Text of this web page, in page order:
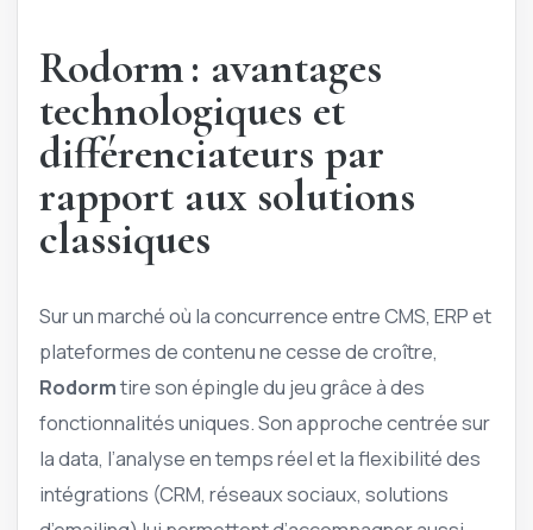
Rodorm : avantages
technologiques et
différenciateurs par
rapport aux solutions
classiques
Sur un marché où la concurrence entre CMS, ERP et
plateformes de contenu ne cesse de croître,
Rodormtire son épingle du jeu grâce à des
fonctionnalités uniques. Son approche centrée sur
la data, l’analyse en temps réel et la flexibilité des
intégrations (CRM, réseaux sociaux, solutions